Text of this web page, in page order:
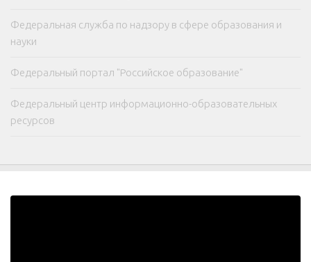
Федеральная служба по надзору в сфере образования и
науки
Федеральный портал "Российское образование"
Федеральный центр информационно-образовательных
ресурсов